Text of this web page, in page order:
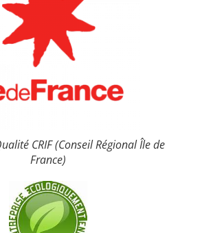
CRIF (Conseil Régional Île de
France)